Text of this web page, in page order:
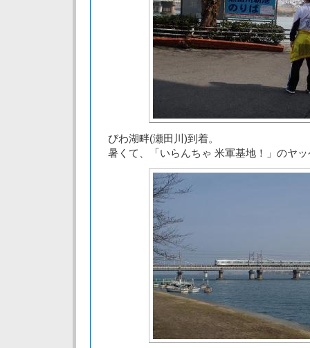
びわ湖畔(瀬田川)到着。
暑くて、「いらんちゃ 米軍基地！」のヤ